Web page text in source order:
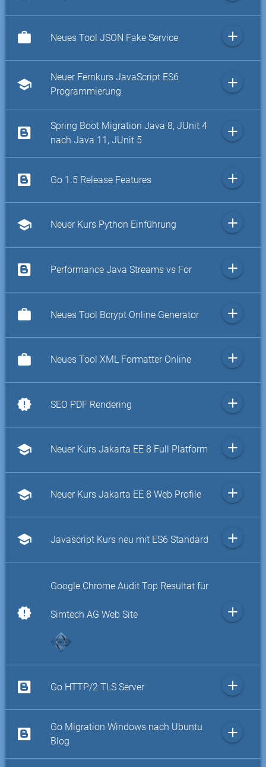
work Neues Tool JSON Fake Service add
school
Neuer Fernkurs JavaScript ES6
Programmierung
add
Spring Boot Migration Java 8, JUnit 4
nach Java 11, JUnit 5
add
Go 1.5 Release Features add
school Neuer Kurs Python Einführung add
Performance Java Streams vs For add
work Neues Tool Bcrypt Online Generator add
work Neues Tool XML Formatter Online add
new_releases SEO PDF Rendering add
school Neuer Kurs Jakarta EE 8 Full Platform add
school Neuer Kurs Jakarta EE 8 Web Profile add
school Javascript Kurs neu mit ES6 Standard add
new_releases
Google Chrome Audit Top Resultat für
Simtech AG Web Site add
Go HTTP/2 TLS Server add
Go Migration Windows nach Ubuntu
Blog
add